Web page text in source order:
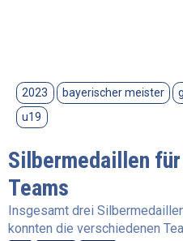
2023 bayerischer meister
u19
Silbermedaillen
Teams
Insgesamt drei
konnten die verschiedenen